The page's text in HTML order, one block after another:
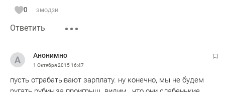
0 эмодзи
Ответить
Анонимно
1 Октября 201516:47
пусть отрабатывают зарплату. ну конечно, мы не будем